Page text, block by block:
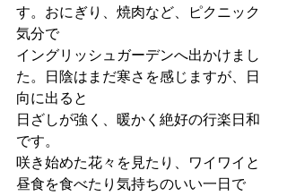
す。おにぎり、焼肉など、ピクニック
気分で
イングリッシュガーデンへ出かけまし
た。日陰はまだ寒さを感じますが、日
向に出ると
日ざしが強く、暖かく絶好の行楽日和
です。
咲き始めた花々を見たり、ワイワイと
昼食を食べたり気持ちのいい一日で